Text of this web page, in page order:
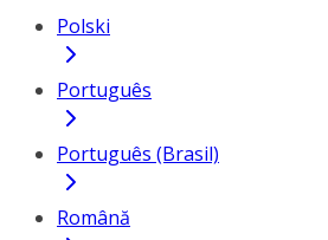
Polski
Português
Português (Brasil)
Română